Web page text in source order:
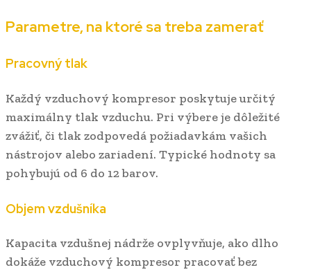
Parametre, na ktoré sa treba zamerať
Pracovný tlak
Každý vzduchový kompresor poskytuje určitý
maximálny tlak vzduchu. Pri výbere je dôležité
zvážiť, či tlak zodpovedá požiadavkám vašich
nástrojov alebo zariadení. Typické hodnoty sa
pohybujú od 6 do 12 barov.
Objem vzdušníka
Kapacita vzdušnej nádrže ovplyvňuje, ako dlho
dokáže vzduchový kompresor pracovať bez